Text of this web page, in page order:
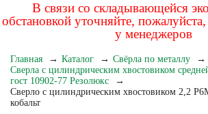
В связи со складывающейся
обстановкой уточняйте,
у менеджеров
Главная Каталог
Свёрла по металлу
Сверла с цилиндрическим хвостовиком
гост 10902-77 Резолюкс
Сверло с цилиндрическим хвостовиком 2,2
кобальт